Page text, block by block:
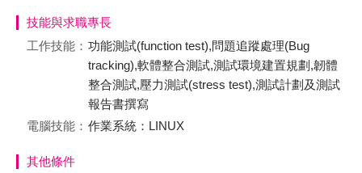
技能與求職專長
工作技能： 功能測試(function test),問題追蹤處理(Bug
tracking),軟體整合測試,測試環境建置規劃,韌體
整合測試,壓力測試(stress test),測試計劃及測試
報告書撰寫
電腦技能： 作業系統：LINUX
其他條件